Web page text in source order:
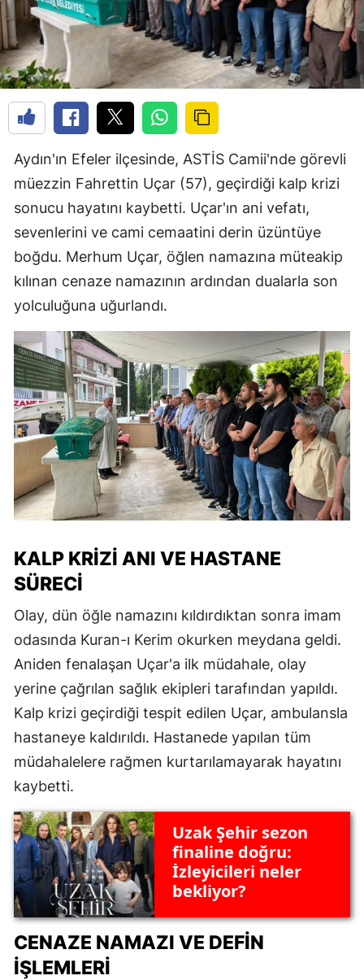
Aydın'ın Efeler ilçesinde, ASTİS Camii'nde görevli
müezzin Fahrettin Uçar (57), geçirdiği kalp krizi
sonucu hayatını kaybetti. Uçar'ın ani vefatı,
sevenlerini ve cami cemaatini derin üzüntüye
boğdu. Merhum Uçar, öğlen namazına müteakip
kılınan cenaze namazının ardından dualarla son
yolculuğuna uğurlandı.
KALP KRIZI ANI VE HASTANE
SÜRECI
Olay, dün öğle namazını kıldırdıktan sonra imam
odasında Kuran-ı Kerim okurken meydana geldi.
Aniden fenalaşan Uçar'a ilk müdahale, olay
yerine çağrılan sağlık ekipleri tarafından yapıldı.
Kalp krizi geçirdiği tespit edilen Uçar, ambulansla
hastaneye kaldırıldı. Hastanede yapılan tüm
müdahalelere rağmen kurtarılamayarak hayatını
kaybetti.
Uzak Şehir sezon
finaline doğru:
İzleyicileri neler
bekliyor?
CENAZE NAMAZI VE DEFIN
İŞLEMLERI